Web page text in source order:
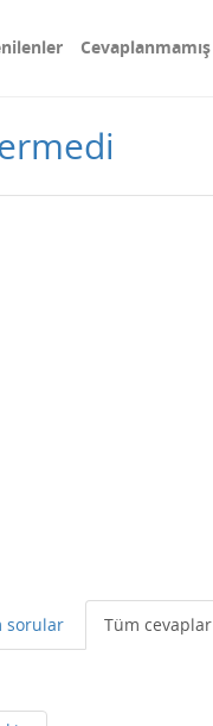
Cevaplanmamış
sorular Tüm cevaplar